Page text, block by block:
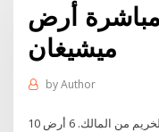
مباشرة أرض
ميشيغان
byAuthor
10 دونم ارض للبيع على طريق المطار منطقة الخريم من المالك. 6 أرض